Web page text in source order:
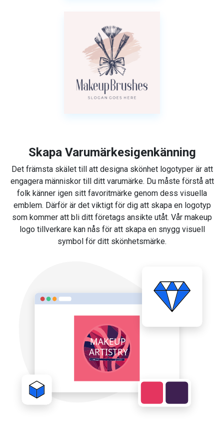
Skapa Varumärkesigenkänning
Det främsta skälet till att designa skönhet logotyper är att
engagera människor till ditt varumärke. Du måste förstå att
folk känner igen sitt favoritmärke genom dess visuella
emblem. Därför är det viktigt för dig att skapa en logotyp
som kommer att bli ditt företags ansikte utåt. Vår makeup
logo tillverkare kan nås för att skapa en snygg visuell
symbol för ditt skönhetsmärke.